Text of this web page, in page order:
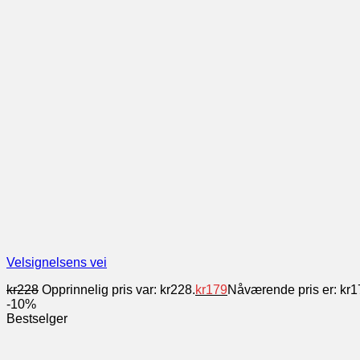
Velsignelsens vei
kr228 Opprinnelig pris var: kr228.kr179Nåværende pris er:
-10%
Bestselger